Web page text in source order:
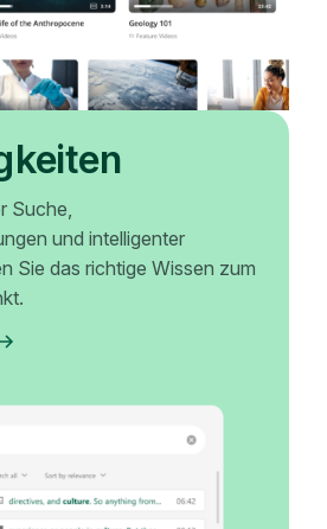
Suche,
und intelligenter
Sie das richtige Wissen zum